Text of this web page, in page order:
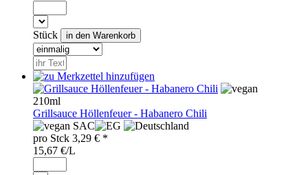
Stück
210ml
Grillsauce Höllenfeuer - Habanero Chili
SAC
pro Stck 3,29 € *
15,67 €/L